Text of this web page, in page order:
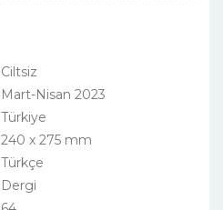
Ciltsiz
Mart-Nisan 2023
Türkiye
240 x 275 mm
Türkçe
Dergi